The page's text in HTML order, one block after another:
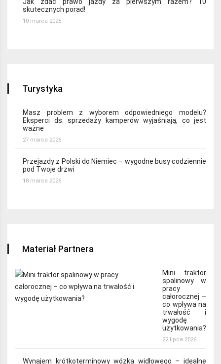
skutecznych porad!
10 marca 2025
Turystyka
Masz problem z wyborem odpowiedniego modelu?
Eksperci ds. sprzedaży kamperów wyjaśniają, co jest
ważne
27 marca 2026
Przejazdy z Polski do Niemiec – wygodne busy codziennie
pod Twoje drzwi
18 marca 2026
Materiał Partnera
Mini traktor
spalinowy w
pracy
całorocznej –
co wpływa na
trwałość i
wygodę
użytkowania?
22 lipca 2026
Wynajem krótkoterminowy wózka widłowego – idealne